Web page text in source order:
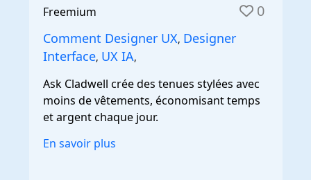
Freemium 0
Comment Designer UX, Designer
Interface, UX IA,
Ask Cladwell crée des tenues stylées avec
moins de vêtements, économisant temps
et argent chaque jour.
En savoir plus